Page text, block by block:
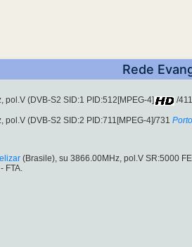
Rede
pol.V (DVB-S2 SID:1 PID:512[MPEG-4] /
pol.V (DVB-S2 SID:2 PID:711[MPEG-4]/731
(Brasile), su 3866.00MHz, pol.V SR:5000
FTA.